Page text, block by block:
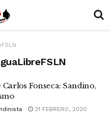
Fonseca: Sandino,
21 FEBRERO, 2020